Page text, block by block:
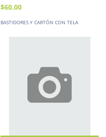
$60.00
BASTIDORES Y CARTÓN CON TELA